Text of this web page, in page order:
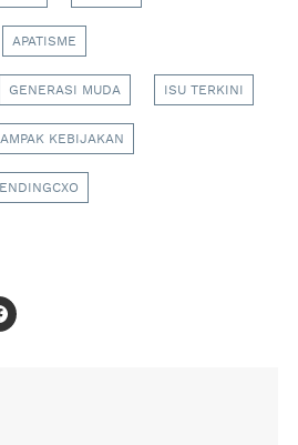
APATISME
GENERASI MUDA ISU TERKINI
KEBIJAKAN